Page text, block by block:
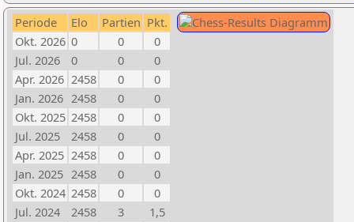
Periode Elo Partien Pkt.
Okt. 2026 0 0
0
Jul. 2026
0 0
0
Apr. 2026 2458 0
0
Jan. 2026 2458 0
0
Okt. 2025 2458 0
0
Jul. 2025
2458 0
0
Apr. 2025 2458 0
0
Jan. 2025 2458 0
0
Okt. 2024 2458 0
0
Jul. 2024
2458 3
1,5